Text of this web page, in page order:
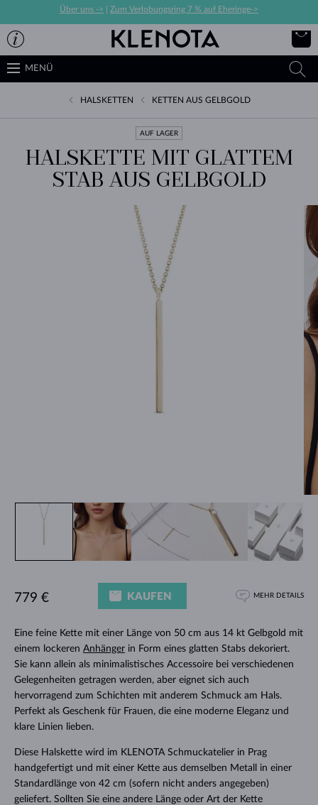
Über uns -> Zum Verlobungsring 7 % auf Eheringe->
MENÜ
HALSKETTEN KETTEN AUS GELBGOLD
AUF LAGER
HALSKETTE MIT GLATTEM
STAB AUS GELBGOLD
Eine feine Kette mit einer Länge von 50 cm aus 14 kt Gelbgold mit
einem lockeren Anhängerin Form eines glatten Stabs dekoriert.
Sie kann allein als minimalistisches Accessoire bei verschiedenen
Gelegenheiten getragen werden, aber eignet sich auch
hervorragend zum Schichten mit anderem Schmuck am Hals.
Perfekt als Geschenk für Frauen, die eine moderne Eleganz und
klare Linien lieben.
Diese Halskette wird im KLENOTA Schmuckatelier in Prag
handgefertigt und mit einer Kette aus demselben Metall in einer
Standardlänge von 42 cm (sofern nicht anders angegeben)
geliefert. Sollten Sie eine andere Länge oder Art der Kette
779 € KAUFEN MEHR DETAILS